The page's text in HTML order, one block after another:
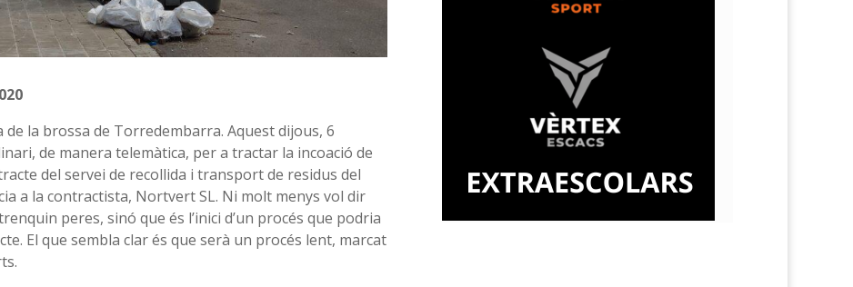
la brossa de Torredembarra. Aquest dijous, 6
de manera telemàtica, per a tractar la incoació de
del servei de recollida i transport de residus del
a la contractista, Nortvert SL. Ni molt menys vol dir
peres, sinó que és l’inici d’un procés que podria
El que sembla clar és que serà un procés lent, marcat